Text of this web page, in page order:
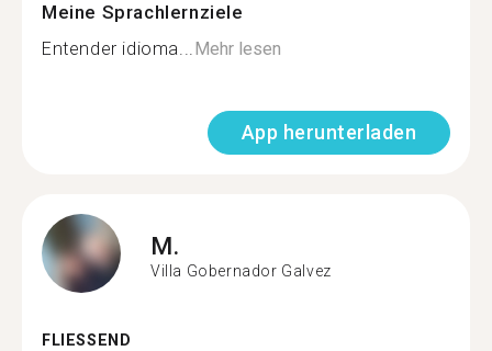
Meine Sprachlernziele
Entender idioma...Mehr lesen
App herunterladen
M.
Villa Gobernador Galvez
FLIESSEND